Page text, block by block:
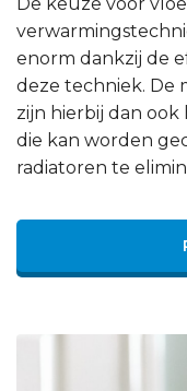
enorm dankzij de
deze techniek. De
zijn hierbij dan
die kan worden
radiatoren te